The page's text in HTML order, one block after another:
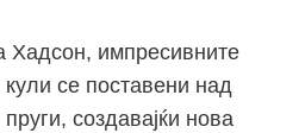
Хадсон, импресивните
се поставени над
создавајќи нова